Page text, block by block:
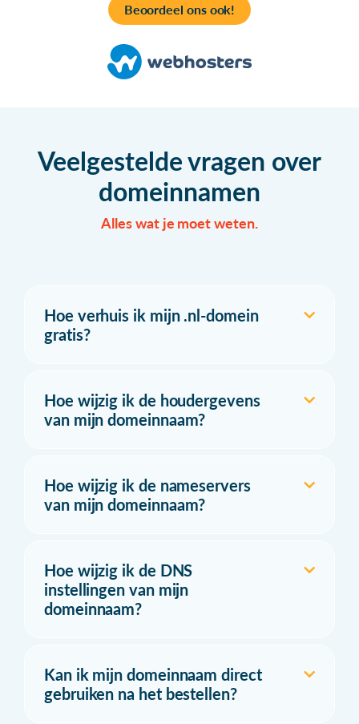
Beoordeel ons ook!
Veelgestelde vragen over
domeinnamen
Alles wat je moet weten.
Hoe verhuis ik mijn .nl-domein
gratis?
Hoe wijzig ik de houdergevens
van mijn domeinnaam?
Hoe wijzig ik de nameservers
van mijn domeinnaam?
Hoe wijzig ik de DNS
instellingen van mijn
domeinnaam?
Kan ik mijn domeinnaam direct
gebruiken na het bestellen?